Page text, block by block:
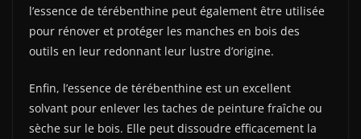
l’essence de térébenthine peut également être utilisée
pour rénover et protéger les manches en bois des
outils en leur redonnant leur lustre d’origine.
Enfin, l’essence de térébenthine est un excellent
solvant pour enlever les taches de peinture fraîche ou
sèche sur le bois. Elle peut dissoudre efficacement la